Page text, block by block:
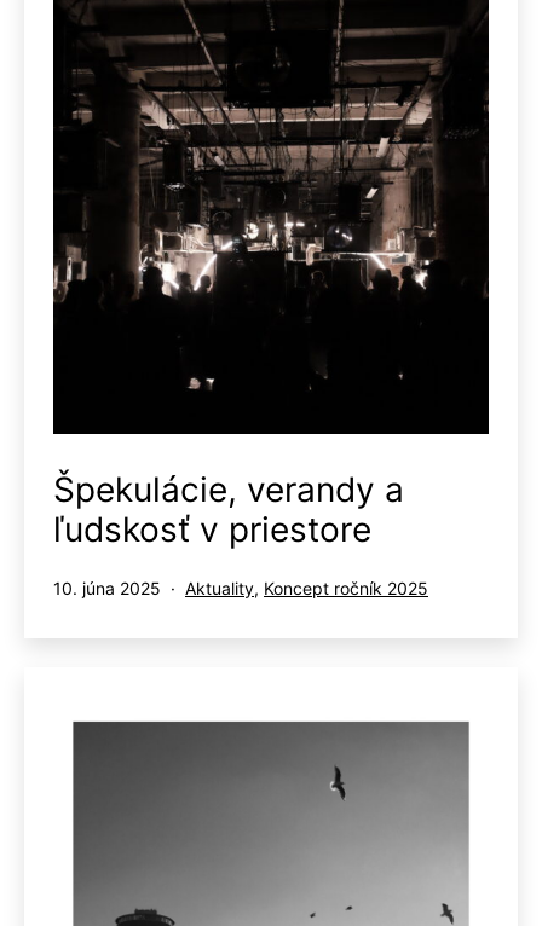
Špekulácie, verandy a
ľudskosť v priestore
Publikované
10. júna 2025
Kategorizované
Aktuality, Koncept ročník 2025